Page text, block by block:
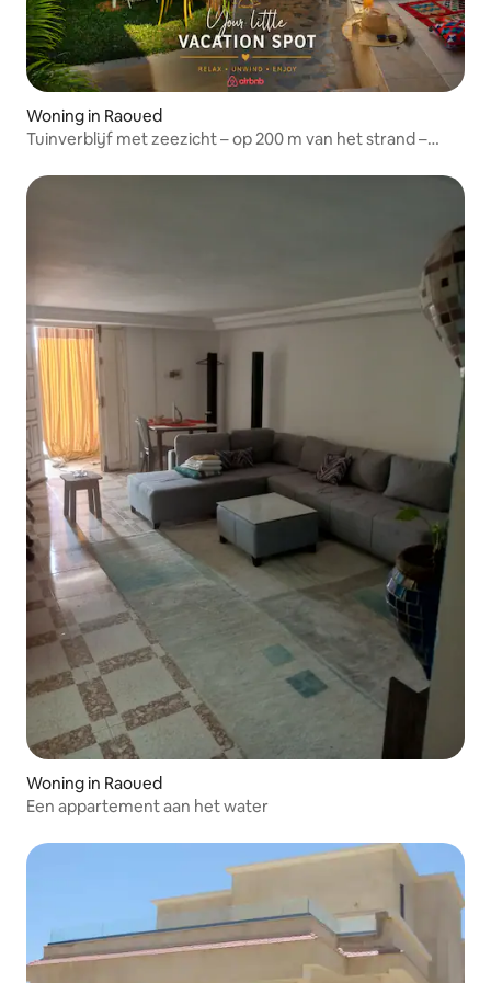
Woning in Raoued
Tuinverblijf met zeezicht – op 200 m van het strand –
Woning in Raoued
Een appartement aan het water